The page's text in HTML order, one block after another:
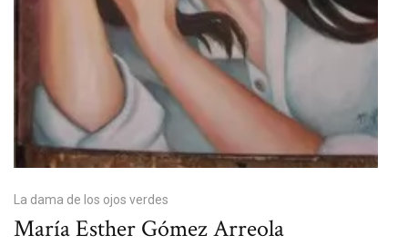
La dama de los ojos verdes
María Esther Gómez Arreola